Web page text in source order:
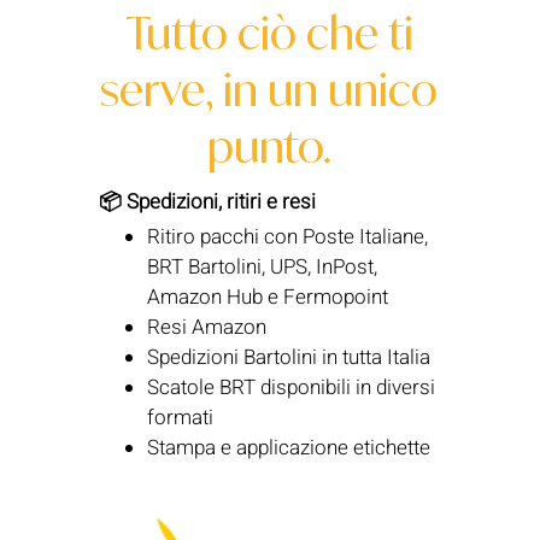
Tutto ciò che ti
serve, in un unico
punto.
📦 Spedizioni, ritiri e resi
Ritiro pacchi con Poste Italiane,
BRT Bartolini, UPS, InPost,
Amazon Hub e Fermopoint
Resi Amazon
Spedizioni Bartolini in tutta Italia
Scatole BRT disponibili in diversi
formati
Stampa e applicazione etichette